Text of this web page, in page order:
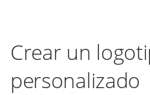
Crear un
personalizado